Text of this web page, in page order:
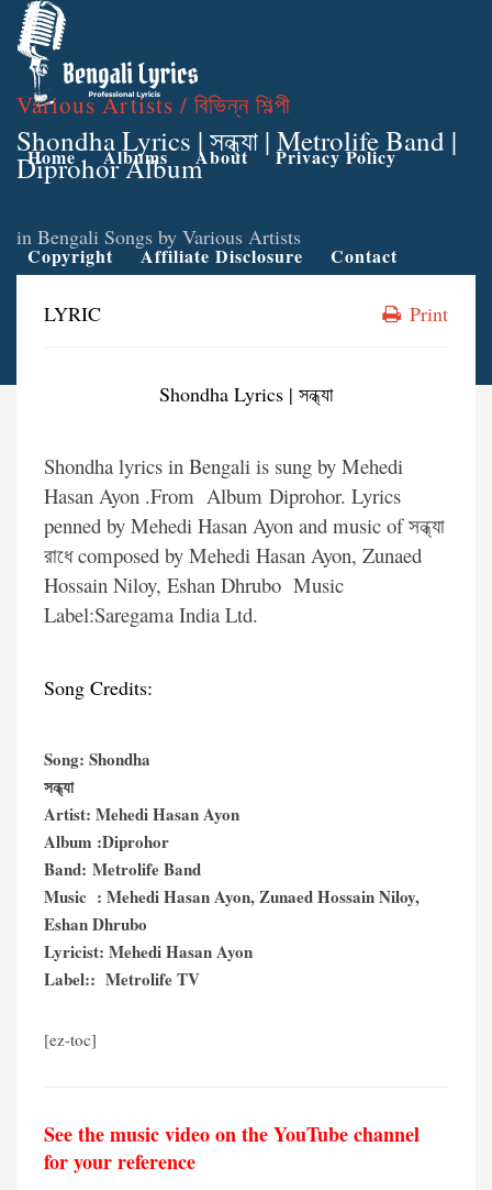
Home Albums About Privacy Policy
Copyright Affiliate Disclosure Contact
Various Artists / বিভিন্ন শিল্পী
Shondha Lyrics | সন্ধ্যা | Metrolife Band |
Diprohor Album
in Bengali Songs by Various Artists
LYRIC Print
Shondha Lyrics | সন্ধ্যা
Shondha lyrics in Bengali is sung by Mehedi
Hasan Ayon .From Album Diprohor. Lyrics
penned by Mehedi Hasan Ayon and music of সন্ধ্যা
রাধে composed by Mehedi Hasan Ayon, Zunaed
Hossain Niloy, Eshan Dhrubo Music
Label:Saregama India Ltd.
Song Credits:
Song: Shondha
সন্ধ্যা
Artist: Mehedi Hasan Ayon
Album :Diprohor
Band: Metrolife Band
Music : Mehedi Hasan Ayon, Zunaed Hossain Niloy,
Eshan Dhrubo
Lyricist: Mehedi Hasan Ayon
Label:: Metrolife TV
[ez-toc]
See the music video on the YouTube channel
for your reference